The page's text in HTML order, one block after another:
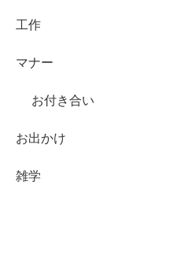
工作
マナー
お付き合い
お出かけ
雑学